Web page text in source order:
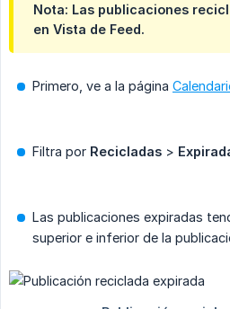
Nota: Las publicaciones
en Vista de Feed.
Primero, ve a la página
Filtra por Recicladas >
Las publicaciones expiradas
superior e inferior de la